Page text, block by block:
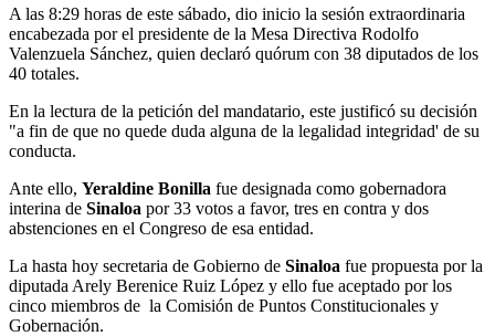
A las 8:29 horas de este sábado, dio inicio la sesión extraordinaria
encabezada por el presidente de la Mesa Directiva Rodolfo
Valenzuela Sánchez, quien declaró quórum con 38 diputados de los
40 totales.
En la lectura de la petición del mandatario, este justificó su decisión
"a fin de que no quede duda alguna de la legalidad integridad' de su
conducta.
Ante ello, Yeraldine Bonilla fue designada como gobernadora
interina de Sinaloa por 33 votos a favor, tres en contra y dos
abstenciones en el Congreso de esa entidad.
La hasta hoy secretaria de Gobierno de Sinaloa fue propuesta por la
diputada Arely Berenice Ruiz López y ello fue aceptado por los
cinco miembros de la Comisión de Puntos Constitucionales y
Gobernación.